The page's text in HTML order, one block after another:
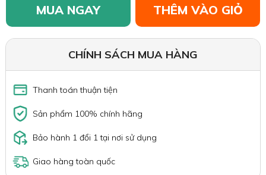
MUA NGAY THÊM VÀO GIỎ
CHÍNH SÁCH MUA HÀNG
Thanh toán thuận tiện
Sản phẩm 100% chính hãng
Bảo hành 1 đổi 1 tại nơi sử dụng
Giao hàng toàn quốc